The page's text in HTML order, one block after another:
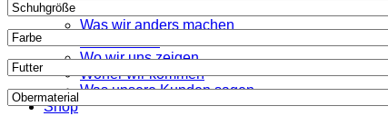
Werner 1911
Was wir anders machen
Wo wir uns zeigen
Woher wir kommen
Was unsere Kunden sagen
Shop